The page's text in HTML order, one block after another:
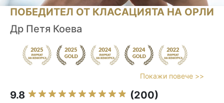
ПОБЕДИТЕЛ ОТ КЛАСАЦИЯТА НА ОРЛИ
Др Петя Коева
Покажи повече >>
9.8 (200)